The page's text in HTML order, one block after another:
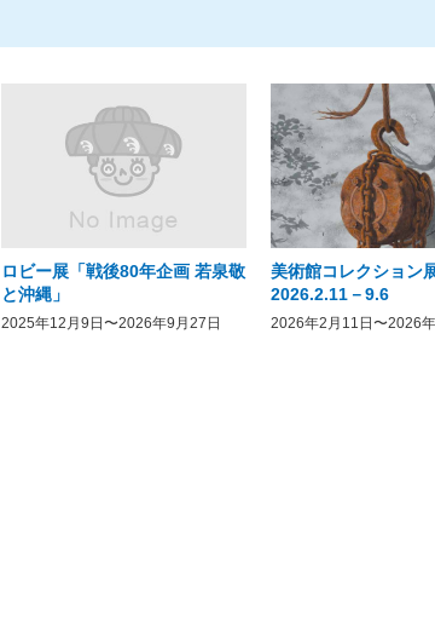
ロビー展「戦後80年企画 若泉敬
と沖縄」
2025年12月9日〜2026年9月27日
美術館コレクション
2026.2.11－9.6
2026年2月11日〜2026